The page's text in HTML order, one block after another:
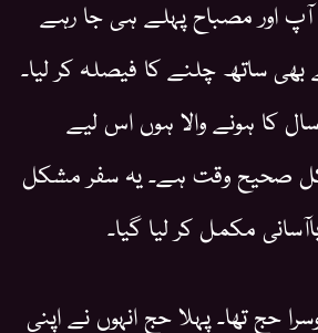
آپ اور مصباح پہلے ہی جا رہے
ساتھ چلنے کا فیصلہ کر لیا۔
کا ہونے والا ہوں اس لیے
صحیح وقت ہے۔ یہ سفر مشکل
مکمل کر لیا گیا۔
حج تھا۔ پہلا حج انہوں نے اپنی